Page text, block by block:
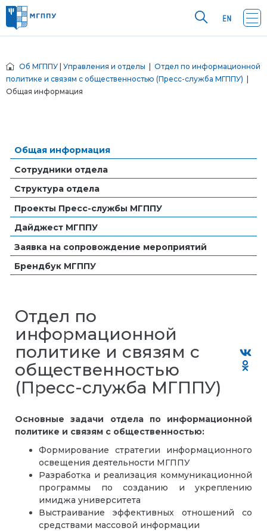
Об МГППУ Управления и отделы
Отдел по информационной
политике и связям с общественностью (Пресс-служба МГППУ)
Общая информация
Общая информация
Сотрудники отдела
Структура отдела
Проекты Пресс-службы МГППУ
Дайджест МГППУ
Заявка на сопровождение мероприятий
Брендбук МГППУ
Отдел по
информационной
политике и связям с
общественностью
(Пресс-служба МГППУ)
Основные задачи отдела по информационной
политике и связям с общественностью:
Формирование стратегии информационного
освещения деятельности МГППУ
Разработка и реализация коммуникационной
программы по созданию и укреплению
имиджа университета
Выстраивание эффективных отношений со
средствами массовой информации